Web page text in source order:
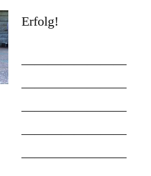
Erfolg!
————————
————————
————————
————————
————————